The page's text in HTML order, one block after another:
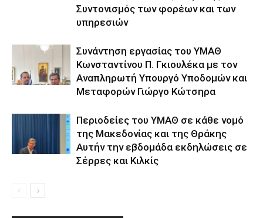
Συντονισμός των φορέων και των
υπηρεσιών
Συνάντηση εργασίας του ΥΜΑΘ
Κωνσταντίνου Π. Γκιουλέκα με τον
Αναπληρωτή Υπουργό Υποδομών και
Μεταφορών Γιώργο Κώτσηρα
Περιοδείες του ΥΜΑΘ σε κάθε νομό
της Μακεδονίας και της Θράκης
Αυτήν την εβδομάδα εκδηλώσεις σε
Σέρρες και Κιλκίς